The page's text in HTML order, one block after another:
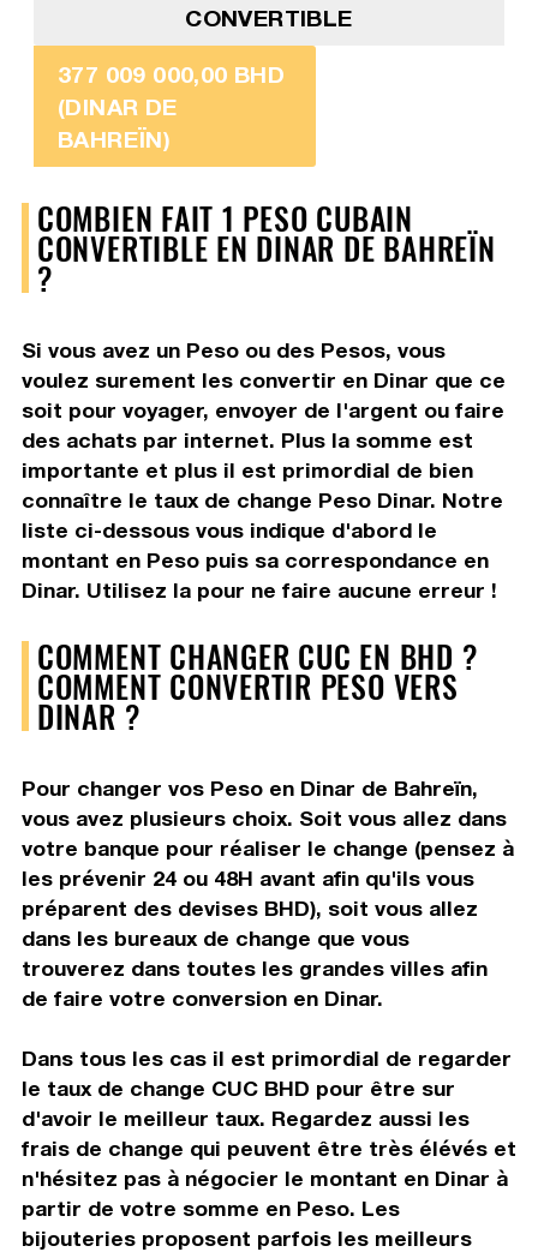
CONVERTIBLE
377 009 000,00 BHD
(DINAR DE
BAHREÏN)
COMBIEN FAIT 1 PESO CUBAIN
CONVERTIBLE EN DINAR DE BAHREÏN
?
Si vous avez un Peso ou des Pesos, vous
voulez surement les convertir en Dinar que ce
soit pour voyager, envoyer de l'argent ou faire
des achats par internet. Plus la somme est
importante et plus il est primordial de bien
connaître le taux de change Peso Dinar. Notre
liste ci-dessous vous indique d'abord le
montant en Peso puis sa correspondance en
Dinar. Utilisez la pour ne faire aucune erreur !
COMMENT CHANGER CUC EN BHD ?
COMMENT CONVERTIR PESO VERS
DINAR ?
Pour changer vos Peso en Dinar de Bahreïn,
vous avez plusieurs choix. Soit vous allez dans
votre banque pour réaliser le change (pensez à
les prévenir 24 ou 48H avant afin qu'ils vous
préparent des devises BHD), soit vous allez
dans les bureaux de change que vous
trouverez dans toutes les grandes villes afin
de faire votre conversion en Dinar.
Dans tous les cas il est primordial de regarder
le taux de change CUC BHD pour être sur
d'avoir le meilleur taux. Regardez aussi les
frais de change qui peuvent être très élévés et
n'hésitez pas à négocier le montant en Dinar à
partir de votre somme en Peso. Les
bijouteries proposent parfois les meilleurs